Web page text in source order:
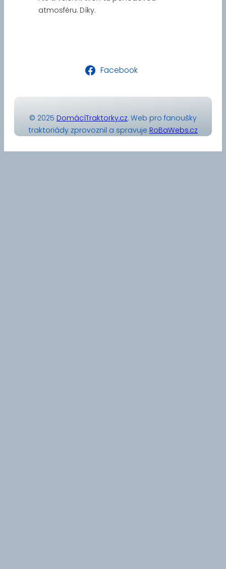
atmosféru. Díky.
Facebook
© 2025 DomácíTraktorky.cz. Web pro fanoušky
traktoriády zprovoznil a spravuje RoBaWebs.cz